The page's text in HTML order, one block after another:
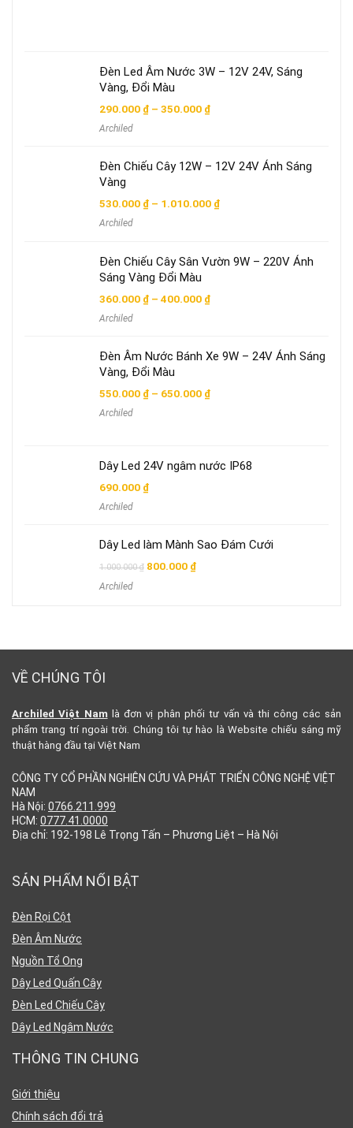
Đèn Led Âm Nước 3W – 12V 24V, Sáng
Vàng, Đổi Màu
290.000 ₫ – 350.000 ₫Khoảng
350.000 ₫
Archiled
Đèn Chiếu Cây 12W – 12V 24V Ánh Sáng
Vàng
530.000 ₫ – 1.010.000 ₫Khoảng
1.010.000 ₫
Archiled
Đèn Chiếu Cây Sân Vườn 9W – 220V Ánh
Sáng Vàng Đổi Màu
360.000 ₫ – 400.000 ₫Khoảng
400.000 ₫
Archiled
Đèn Âm Nước Bánh Xe 9W – 24V Ánh Sáng
Vàng, Đổi Màu
550.000 ₫ – 650.000 ₫Khoảng
Archiled
Dây Led 24V ngâm nước IP68
690.000 ₫
Archiled
Dây Led làm Mành Sao Đám Cưới
1.000.000₫ Giá
800.000 ₫Giá
Archiled
VỀ CHÚNG TÔI
Archiled Việt Nam
là đơn vị phân phối tư vấn và thi công các sản
phẩm trang trí ngoài trời. Chúng tôi tự hào là Website chiếu sáng mỹ
thuật hàng đầu tại Việt Nam
CÔNG TY CỔ PHẦN NGHIÊN CỨU VÀ PHÁT TRIỂN CÔNG NGHỆ VIỆT
NAM
Hà Nội: 0766.211.999
HCM: 0777.41.0000
Địa chỉ: 192-198 Lê Trọng Tấn – Phương Liệt – Hà Nội
SẢN PHẨM NỔI BẬT
Đèn Rọi Cột
Đèn Âm Nước
Nguồn Tổ Ong
Dây Led Quấn Cây
Đèn Led Chiếu Cây
Dây Led Ngâm Nước
THÔNG TIN CHUNG
Giới thiệu
Chính sách đổi trả